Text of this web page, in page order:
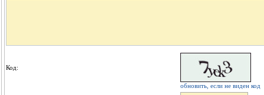
Код:
обновить, если не виден код